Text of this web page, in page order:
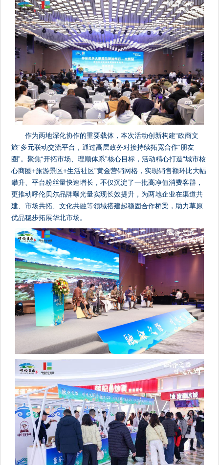
作为两地深化协作的重要载体，本次活动创新构建“政商文
旅”多元联动交流平台，通过高层政务对接持续拓宽合作“朋友
圈”。聚焦“开拓市场、理顺体系”核心目标，活动精心打造“城市核
心商圈+旅游景区+生活社区”黄金营销网格，实现销售额环比大幅
攀升、平台粉丝量快速增长，不仅沉淀了一批高净值消费客群，
更推动呼伦贝尔品牌曝光量实现长效提升，为两地企业在渠道共
建、市场共拓、文化共融等领域搭建起稳固合作桥梁，助力草原
优品稳步拓展华北市场。